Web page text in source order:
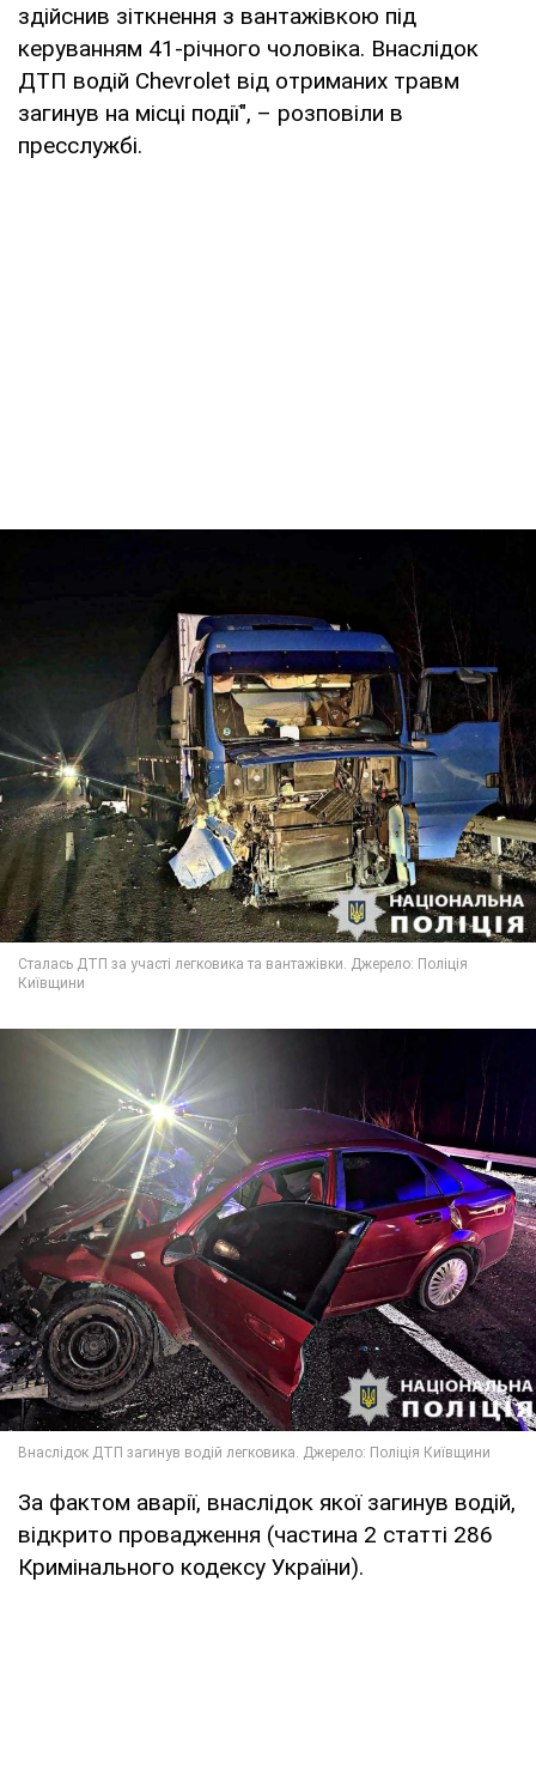
здійснив зіткнення з вантажівкою під
керуванням 41-річного чоловіка. Внаслідок
ДТП водій Chevrolet від отриманих травм
загинув на місці події", – розповіли в
пресслужбі.
За фактом аварії, внаслідок якої загинув водій,
відкрито провадження (частина 2 статті 286
Кримінального кодексу України).